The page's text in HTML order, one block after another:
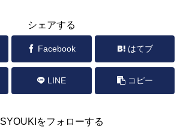
シェアする
Facebook はてブ
LINE コピー
SYOUKIをフォローする